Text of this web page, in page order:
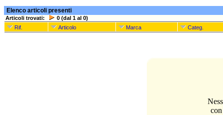
Elenco articoli presenti
Articoli trovati:
0 (dal 1 al 0)
Rif.
Articolo Marca Categ.